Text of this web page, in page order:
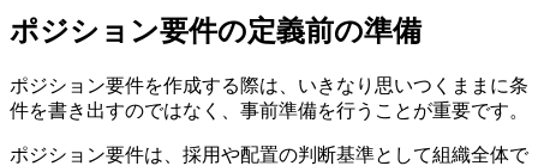
ポジション要件の定義前の準備
ポジション要件を作成する際は、いきなり思いつくままに条
件を書き出すのではなく、事前準備を行うことが重要です。
ポジション要件は、採用や配置の判断基準として組織全体で